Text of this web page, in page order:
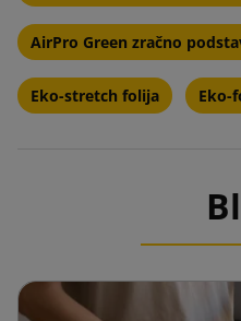
AirPro Green zračno
Eko-stretch folija Eko-